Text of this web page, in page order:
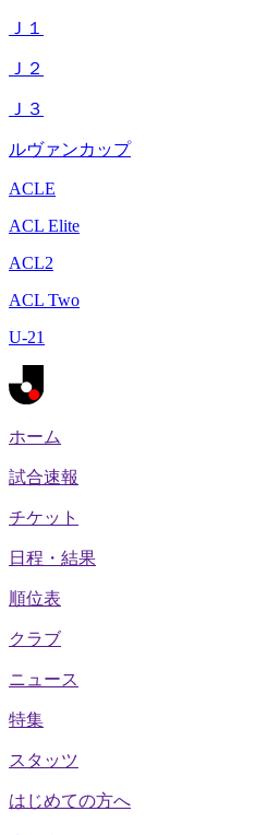
Ｊ１
Ｊ２
Ｊ３
ルヴァンカップ
ACLE
ACL Elite
ACL2
ACL Two
U-21
ホーム
試合速報
チケット
日程・結果
順位表
クラブ
ニュース
特集
スタッツ
はじめての方へ